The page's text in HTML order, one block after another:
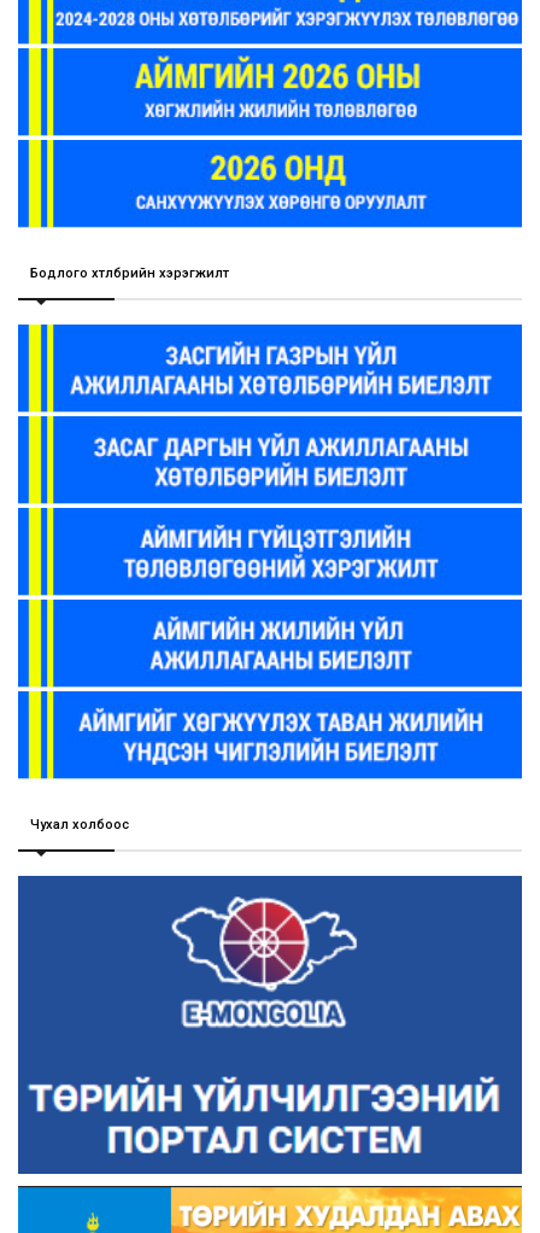
Бодлого хөтөлбөрийн хэрэгжилт
Чухал холбоос